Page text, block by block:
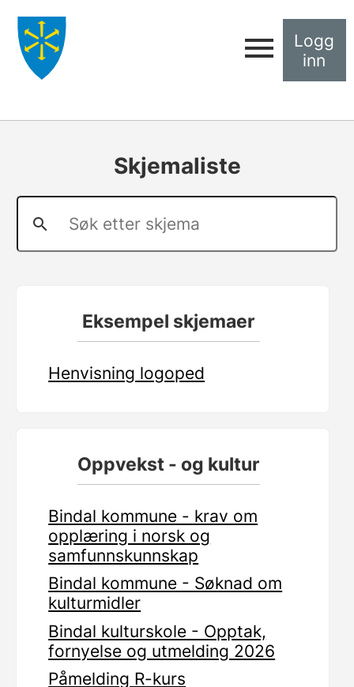
Logg
inn
Skjemaliste
Eksempel skjemaer
Henvisning logoped
Oppvekst - og kultur
Bindal kommune - krav om
opplæring i norsk og
samfunnskunnskap
Bindal kommune - Søknad om
kulturmidler
Bindal kulturskole - Opptak,
fornyelse og utmelding 2026
Påmelding R-kurs